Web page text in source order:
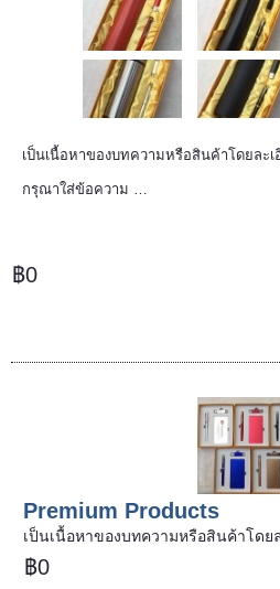
เป็นเนื้อหาของบทความหรือสินค้าโดยละเ
กรุณาใส่ข้อความ …
฿0
Premium Products
เป็นเนื้อหาของบทความหรือสินค้าโดย
฿0